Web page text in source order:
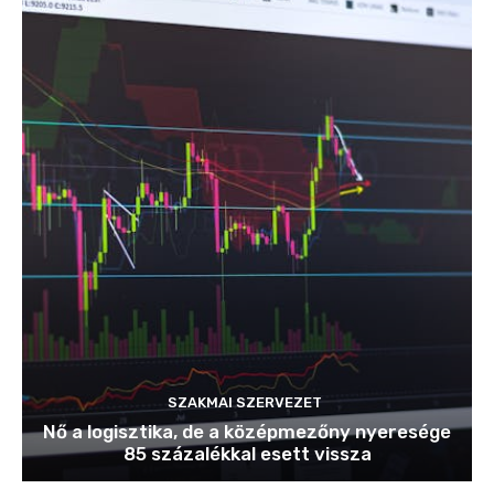
SZAKMAI SZERVEZET
Nő a logisztika, de a középmezőny nyeresége
85 százalékkal esett vissza